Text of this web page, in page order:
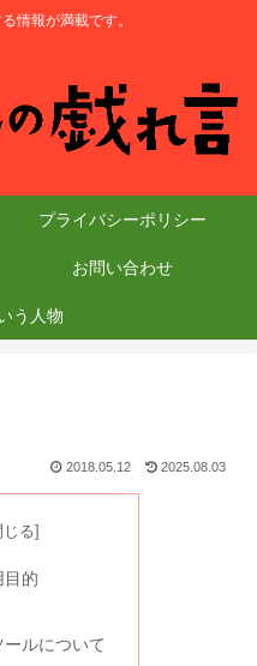
情報が満載です。
プライバシーポリシー
お問い合わせ
う人物
2018.05.12 2025.08.03
目的
ルについて